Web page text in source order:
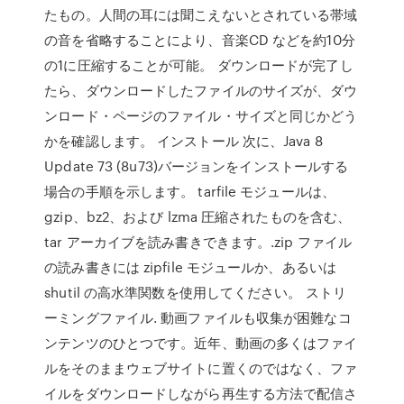
たもの。人間の耳には聞こえないとされている帯域
の音を省略することにより、音楽CD などを約10分
の1に圧縮することが可能。 ダウンロードが完了し
たら、ダウンロードしたファイルのサイズが、ダウ
ンロード・ページのファイル・サイズと同じかどう
かを確認します。 インストール 次に、Java 8
Update 73 (8u73)バージョンをインストールする
場合の手順を示します。 tarfile モジュールは、
gzip、bz2、および lzma 圧縮されたものを含む、
tar アーカイブを読み書きできます。.zip ファイル
の読み書きには zipfile モジュールか、あるいは
shutil の高水準関数を使用してください。 ストリ
ーミングファイル. 動画ファイルも収集が困難なコ
ンテンツのひとつです。近年、動画の多くはファイ
ルをそのままウェブサイトに置くのではなく、ファ
イルをダウンロードしながら再生する方法で配信さ